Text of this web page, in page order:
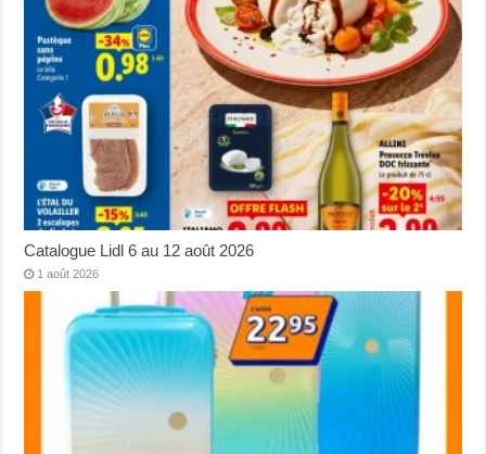
Catalogue Lidl 6 au 12 août 2026
1 août 2026